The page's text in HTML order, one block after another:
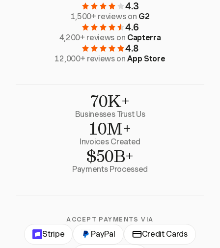
4.3
1,500+ reviews on G2
4.6
4,200+ reviews on Capterra
4.8
12,000+ reviews onApp Store
70K+
Businesses Trust Us
10M+
Invoices Created
$50B+
Payments Processed
ACCEPT PAYMENTS VIA
Stripe PayPal Credit Cards